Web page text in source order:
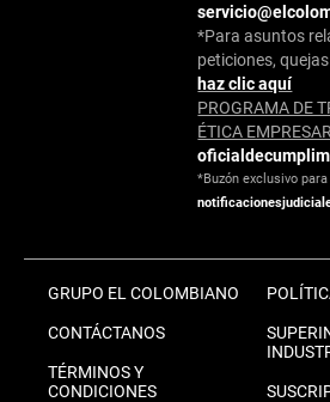
*Para asuntos
peticiones,
haz clic aquí
PROGRAMA DE
ÉTICA
*Buzón exclusivo
GRUPO EL COLOMBIANO
CONTÁCTANOS
TÉRMINOS Y
CONDICIONES